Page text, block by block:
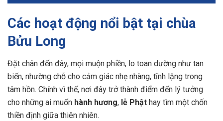
Các hoạt động nổi bật tại chùa
Bửu Long
Đặt chân đến đây, mọi muộn phiền, lo toan dường như tan
biến, nhường chỗ cho cảm giác nhẹ nhàng, tĩnh lặng trong
tâm hồn. Chính vì thế, nơi đây trở thành điểm đến lý tưởng
cho những ai muốn hành hương, lễ Phật hay tìm một chốn
thiền định giữa thiên nhiên.